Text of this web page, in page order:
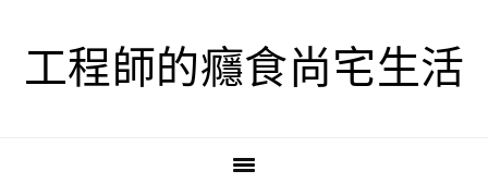
工程師的癮食尚宅生活